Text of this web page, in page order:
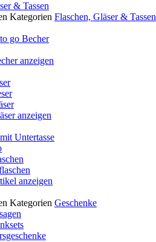
& Tassen
Kategorien Flaschen, Gläser & Tassen
go Becher
anzeigen
anzeigen
Untertasse
anzeigen
Kategorien Geschenke